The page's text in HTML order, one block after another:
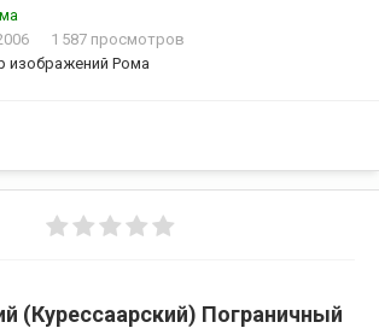
1 587 просмотров
изображений Рома
(Курессаарский) Пограничный